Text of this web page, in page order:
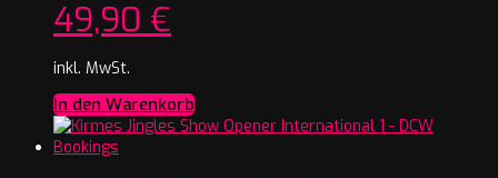
49,90 €
inkl. MwSt.
In den Warenkorb